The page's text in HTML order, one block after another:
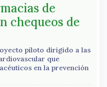
de
chequeos de
piloto dirigido a las
que
en la prevención